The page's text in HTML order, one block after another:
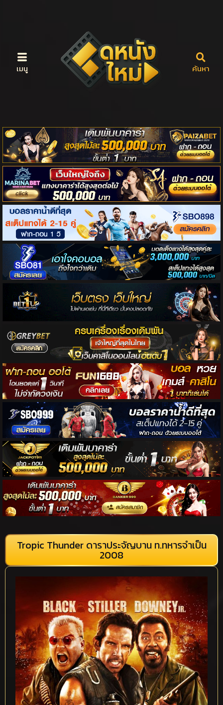
เมนู ค้นหา
Tropic Thunder ดาราประจัญบาน ท.ทหารจำเป็น
2008